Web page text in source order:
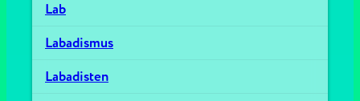
Lab
Labadismus
Labadisten